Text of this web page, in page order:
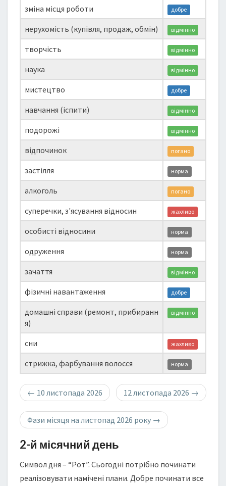
зміна місця роботи добре
нерухомість (купівля, продаж, обмін) відмінно
творчість відмінно
наука відмінно
мистецтво добре
навчання (іспити) відмінно
подорожі відмінно
відпочинок погано
застілля норма
алкоголь погано
суперечки, з'ясування відносин жахливо
особисті відносини норма
одруження норма
зачаття відмінно
фізичні навантаження добре
домашні справи (ремонт, прибиранн
я)
відмінно
сни жахливо
стрижка, фарбування волосся норма
← 10 листопада 2026 12 листопада 2026 →
Фази місяця на листопад 2026 року →
2-й місячний день
Символ дня – “Рот”. Сьогодні потрібно починати
реалізовувати намічені плани. Добре починати все